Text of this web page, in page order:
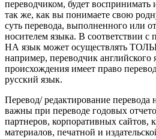
переводчиком, будет
так же, как вы понимаете свою
суть перевода, выполненного или
носителем языка. В соответствии
НА язык может осуществлять
например, переводчик английского
происхождения имеет право
русский язык.
Перевод/ редактирование перевода
важны при переводе годовых
партнеров, корпоративных сайтов,
материалов, печатной и